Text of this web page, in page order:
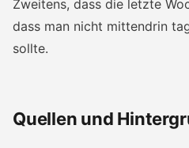
Zweitens, dass die letzte
dass man nicht mittendrin
sollte.
Quellen und